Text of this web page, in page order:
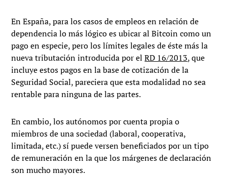
En España, para los casos de empleos en relación de
dependencia lo más lógico es ubicar al Bitcoin como un
pago en especie, pero los límites legales de éste más la
nueva tributación introducida por elRD 16/2013, que
incluye estos pagos en la base de cotización de la
Seguridad Social, pareciera que esta modalidad no sea
rentable para ninguna de las partes.
En cambio, los autónomos por cuenta propia o
miembros de una sociedad (laboral, cooperativa,
limitada, etc.) sí puede versen beneficiados por un tipo
de remuneración en la que los márgenes de declaración
son mucho mayores.